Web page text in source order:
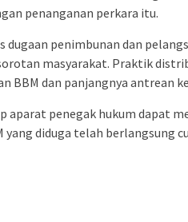
penanganan perkara itu.
dugaan penimbunan dan
masyarakat. Praktik
BBM dan panjangnya antrean
aparat penegak hukum dapat
diduga telah berlangsung